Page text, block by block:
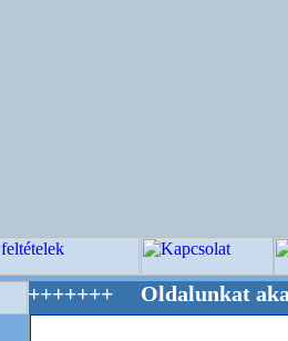
Oldalunkat akarattal